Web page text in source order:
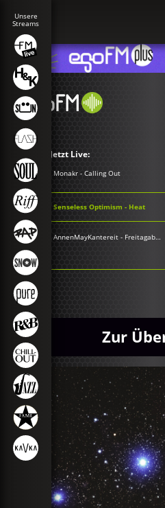
Jetzt Live:
Monakr - Calling Out
Senseless Optimism - Heat
AnnenMayKantereit - Freitagabend
Zur